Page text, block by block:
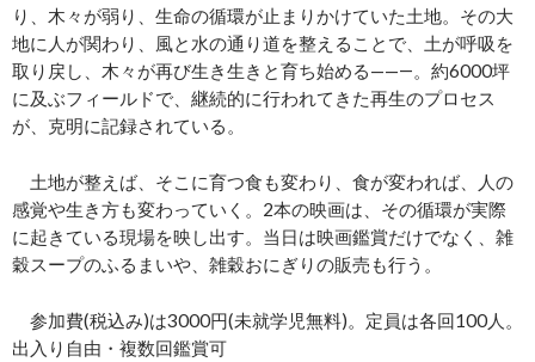
り、木々が弱り、生命の循環が止まりかけていた土地。その大
地に人が関わり、風と水の通り道を整えることで、土が呼吸を
取り戻し、木々が再び生き生きと育ち始める——―。約6000坪
に及ぶフィールドで、継続的に行われてきた再生のプロセス
が、克明に記録されている。
土地が整えば、そこに育つ食も変わり、食が変われば、人の
感覚や生き方も変わっていく。2本の映画は、その循環が実際
に起きている現場を映し出す。当日は映画鑑賞だけでなく、雑
穀スープのふるまいや、雑穀おにぎりの販売も行う。
参加費(税込み)は3000円(未就学児無料)。定員は各回100人。
出入り自由・複数回鑑賞可